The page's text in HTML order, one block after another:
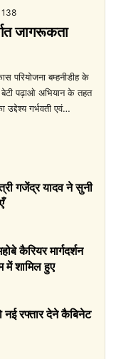
138
जागरूकता
परियोजना बम्हनीडीह के
पढ़ाओ अभियान के तहत
गर्भवती एवं…
गजेंद्र यादव ने सुनी
कैरियर मार्गदर्शन
में शामिल हुए
रफ्तार देने कैबिनेट